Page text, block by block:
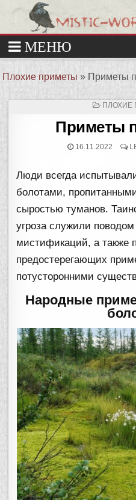
Плохие приметы » Приметы
ПЛОХИЕ
Приметы
16.11.2022
Люди всегда
болотами,
сыростью туманов.
угроза служили
мистификаций, а также
предостерегающих
потусторонними
Народные